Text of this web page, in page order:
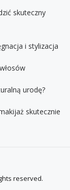
skuteczny
i stylizacja
urodę?
skutecznie
reserved.